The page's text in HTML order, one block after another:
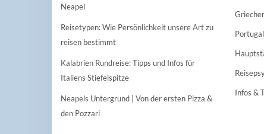
Neapel
Reisetypen: Wie Persönlichkeit unsere Art zu
reisen bestimmt
Kalabrien Rundreise: Tipps und Infos für
Italiens Stiefelspitze
Neapels Untergrund | Von der ersten Pizza &
den Pozzari
Portugal
Infos &